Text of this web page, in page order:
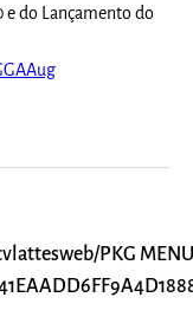
e do Lançamento do
PKG